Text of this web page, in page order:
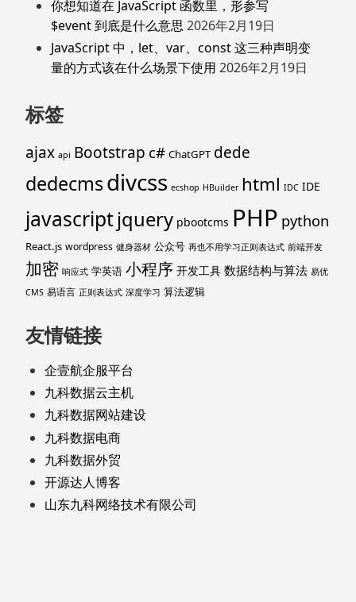
你想知道在 JavaScript 函数里，形参写
$event 到底是什么意思 2026年2月19日
JavaScript 中，let、var、const 这三种声明变
量的方式该在什么场景下使用 2026年2月19日
标签
ajax api Bootstrap c# ChatGPT dede
dedecmsdivcss ecshop HBuilder html IDC IDE
javascriptjquery pbootcms PHP python
React.js wordpress 健身器材 公众号 再也不用学习正则表达式 前端开发
加密 响应式 学英语 小程序 开发工具 数据结构与算法 易优
CMS 易语言 正则表达式 深度学习 算法逻辑
友情链接
企壹航企服平台
九科数据云主机
九科数据网站建设
九科数据电商
九科数据外贸
开源达人博客
山东九科网络技术有限公司